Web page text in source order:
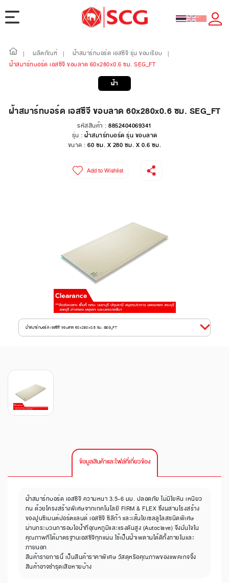
| ผลิตภัณฑ์ | ฝ้าสมาร์ทบอร์ด เอสซีจี รุ่น ขอบเรียบ
|
ฝ้าสมาร์ทบอร์ด เอสซีจี ขอบลาด 60x280x0.6 ซม. SEG_FT
ฝ้า
ฝ้าสมาร์ทบอร์ด เอสซีจี ขอบลาด 60x280x0.6 ซม. SEG_FT
รหัสสินค้า : 8852404069341
รุ่น : ฝ้าสมาร์ทบอร์ด รุ่น ขอบลาด
ขนาด : 60 ซม. X 280 ซม. X 0.6 ซม.
Add to Wishlist
ฝ้าสมาร์ทบอร์ด เอสซีจี ขอบลาด 60x280x0.6 ซม. SEG_FT
ข้อมูลสินค้าและไฟล์ที่เกี่ยวข้อง
ฝ้าสมาร์ทบอร์ด เอสซีจี ความหนา 3.5-6 มม. ปลอดภัย ไม่มีใยหิน เหนียว
ทน ด้วยโครงสร้างพิเศษจากเทคโนโลยี FIRM & FLEX ซึ่งผสานโรงสร้าง
ของปูนซีเมนต์ปอร์ตแลนด์ เอสซีจี ซิลิก้า และเส้นใยเซลลูโลสชนิดพิเศษ
ผ่านกระบวนการอบไอน้ำที่อุณหภูมิและแรงดันสูง (Autoclave) จึงมั่นใจใน
คุณภาพที่ได้มาตรฐานเอสซีจีทุกแผ่น ใช้เป็นฝ้าเพดานได้ดีทั้งภายในและ
ภายนอก
สินค้ารายการนี้ เป็นสินค้าราคาพิเศษ วัสดุหรือคุณภาพของแพคเกจจิ้ง
สินค้าอาจชำรุดเสียหายบ้าง